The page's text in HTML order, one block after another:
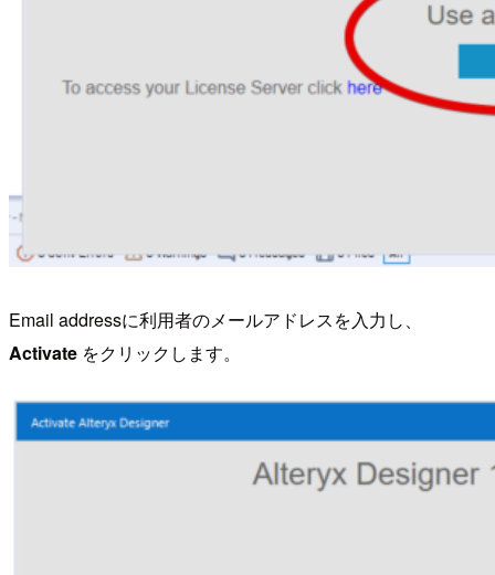
Email addressに利用者のメールアドレスを入力し、
Activate をクリックします。